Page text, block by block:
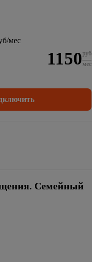
мес
1150 руб
мес
Семейный